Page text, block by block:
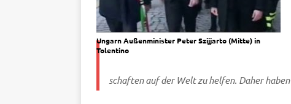
Ungarn Außen­mi­ni­ster Peter Szi­j­jar­to (Mit­te) in
Tolentino
schaf­ten auf der Welt zu hel­fen. Daher